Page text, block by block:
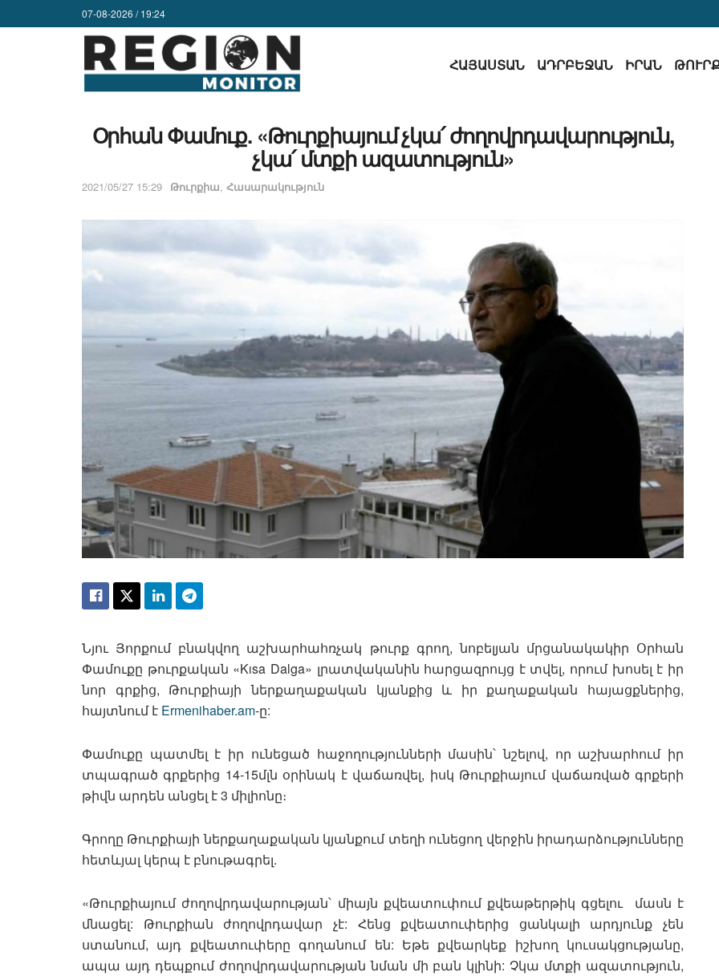
07-08-2026 / 19:24
ՀԱՅԱՍՏԱՆ ԱԴՐԲԵՋԱՆ ԻՐԱՆ
Օրհան Փամուք. «Թուրքիայում չկա՛ ժողովրդավարություն,
չկա՛ մտքի ազատություն»
2021/05/27 15:29 Թուրքիա, Հասարակություն
Նյու Յորքում բնակվող աշխարհահռչակ թուրք գրող, նոբելյան մրցանակակիր Օրհան
Փամուքը թուրքական «Kısa Dalga» լրատվականին հարցազրույց է տվել, որում խոսել է իր
նոր գրքից, Թուրքիայի ներքաղաքական կյանքից և իր քաղաքական հայացքներից,
հայտնում է Ermenihaber.am-ը:
Փամուքը պատմել է իր ունեցած հաջողությունների մասին՝ նշելով, որ աշխարհում իր
տպագրած գրքերից 14-15մլն օրինակ է վաճառվել, իսկ Թուրքիայում վաճառված գրքերի
թիվն արդեն անցել է 3 միլիոնը։
Գրողը Թուրքիայի ներքաղաքական կյանքում տեղի ունեցող վերջին իրադարձությունները
հետևյալ կերպ է բնութագրել.
«Թուրքիայում ժողովրդավարության՝ միայն քվեատուփում քվեաթերթիկ գցելու մասն է
մնացել: Թուրքիան ժողովրդավար չէ: Հենց քվեատուփերից ցանկալի արդյունք չեն
ստանում, այդ քվեատուփերը գողանում են: Եթե քվեարկեք իշխող կուսակցությանը,
ապա այդ դեպքում ժողովրդավարության նման մի բան կլինի: Չկա մտքի ազատություն,